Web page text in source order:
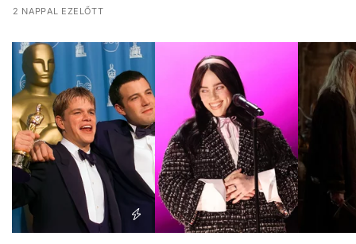
2 NAPPAL EZELŐTT